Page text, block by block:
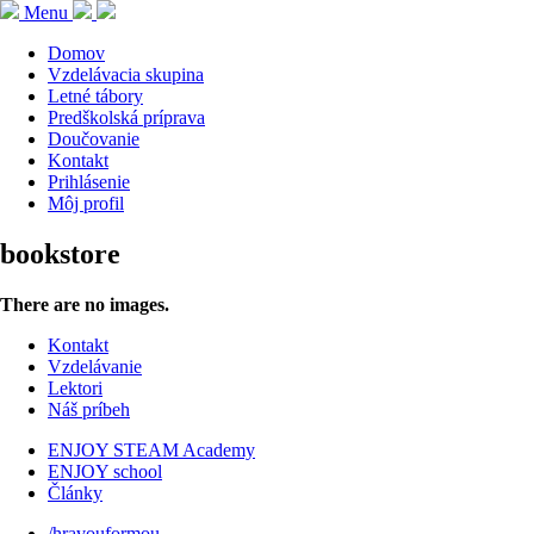
Menu
Domov
Vzdelávacia skupina
Letné tábory
Predškolská príprava
Doučovanie
Kontakt
Prihlásenie
Môj profil
bookstore
There are no images.
Kontakt
Vzdelávanie
Lektori
Náš príbeh
ENJOY STEAM Academy
ENJOY school
Články